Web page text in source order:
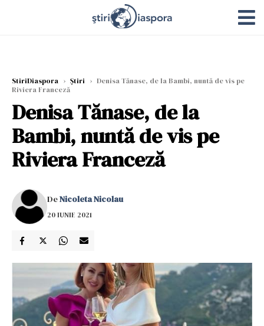
StiriDiaspora › Știri › Denisa Tănase, de la Bambi, nuntă de vis pe
Riviera Franceză
Denisa Tănase, de la
Bambi, nuntă de vis pe
Riviera Franceză
DeNicoleta Nicolau
20 IUNIE 2021